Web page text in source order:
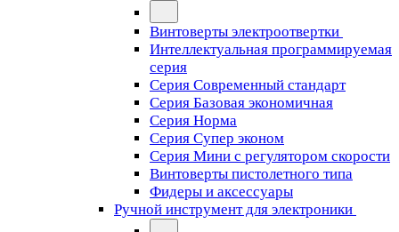
Винтоверты электроотвертки
Интеллектуальная программируемая
серия
Серия Современный стандарт
Серия Базовая экономичная
Серия Норма
Серия Cупер эконом
Серия Мини с регулятором скорости
Винтоверты пистолетного типа
Фидеры и аксессуары
Ручной инструмент для электроники